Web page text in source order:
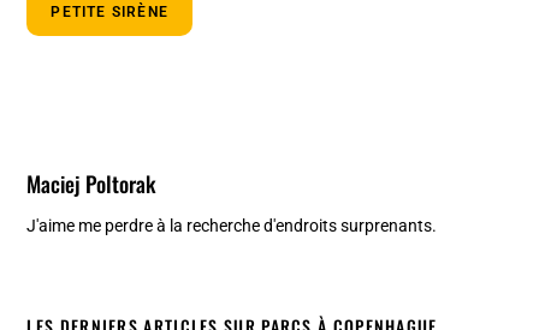
PETITE SIRÈNE
Maciej Poltorak
J'aime me perdre à la recherche d'endroits surprenants.